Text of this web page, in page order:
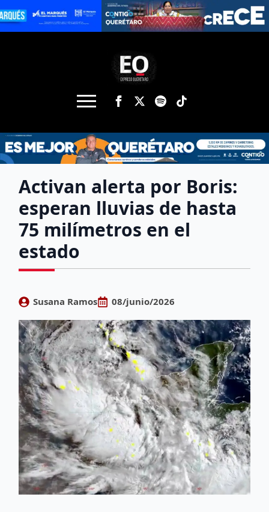
Activan alerta por Boris:
esperan lluvias de hasta
75 milímetros en el
estado
Susana Ramos 08/junio/2026